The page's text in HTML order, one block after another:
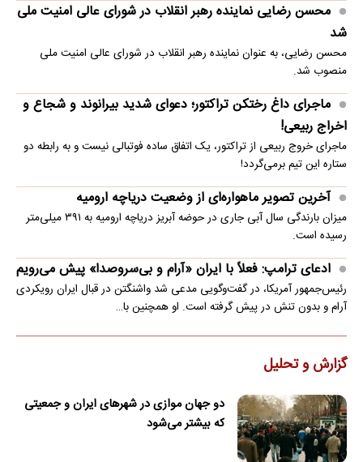
محسن رضایی نماینده رهبر انقلاب در شورای عالی امنیت ملی
شد
محسن رضایی، به عنوان نماینده رهبر انقلاب در شورای عالی امنیت ملی
منصوب شد.
ماجرای داغ رختکن تراکتور؛ دعوای شدید بیرانوند و شجاع و
اخراج ربیعی!
ماجرای خروج ربیعی از تراکتور، یک اتفاق ساده فوتبالی نیست و به رابطه دو
ستاره این تیم برمی‌گردد!
آخرین تصویر ماهواره‌ای از وضعیت دریاچه ارومیه
میزان بارندگی سال آبی جاری در حوضه آبریز دریاچه ارومیه به ۳۹۱ میلی‌متر
رسیده است.
ادعای ترامپ: فعلاً با ایران «آرام و بی‌سروصدا» پیش می‌رویم
رئیس‌جمهور آمریکا، در گفت‌وگویی مدعی شد واشنگتن در قبال ایران رویکردی
آرام و بدون تنش در پیش گرفته است. او همچنین با…
گزارش و تحلیل
دو جهان موازی در شهرهای ایران و جمعیتی
که بیشتر می‌شود